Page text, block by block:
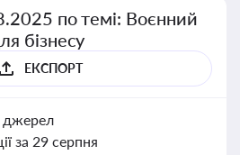
по темі: Воєнний
бізнесу
ЕКСПОРТ
джерел
за 29 серпня